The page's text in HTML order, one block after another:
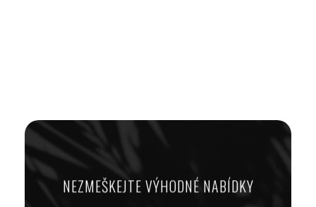
NEZMEŠKEJTE VÝHODNÉ NABÍDKY